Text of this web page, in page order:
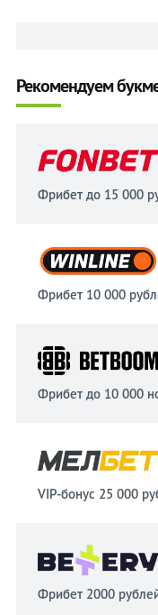
Рекомендуем
Фрибет до 15 000
Фрибет 10 000
Фрибет до 10 000
VIP-бонус 25 000
Фрибет 2000